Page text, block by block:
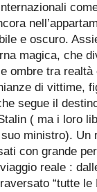
e oscuro.
magica, che
ombre tra
di vittime,
segue il
( ma i loro
ministro). Un
con grande
reale :
“tutte